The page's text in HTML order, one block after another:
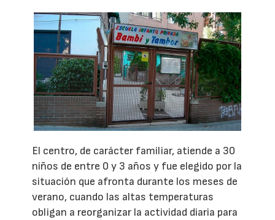
El centro, de carácter familiar, atiende a 30
niños de entre 0 y 3 años y fue elegido por la
situación que afronta durante los meses de
verano, cuando las altas temperaturas
obligan a reorganizar la actividad diaria para